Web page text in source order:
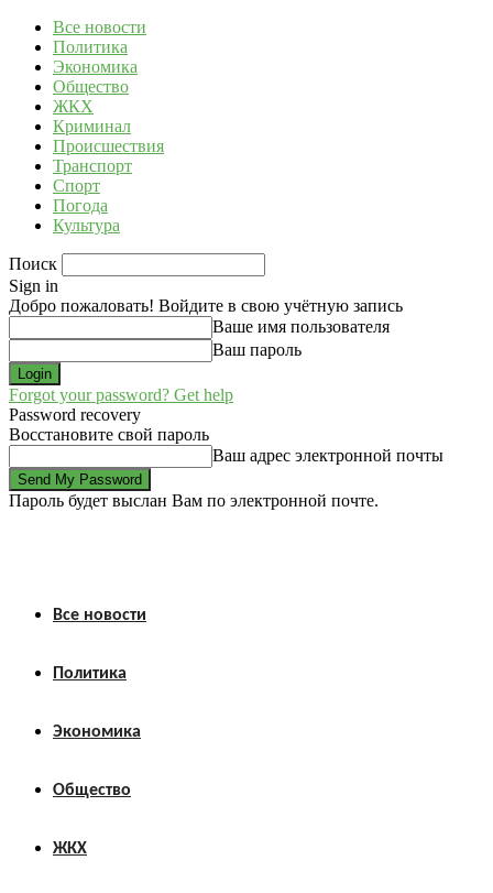
Все новости
Политика
Экономика
Общество
ЖКХ
Криминал
Происшествия
Транспорт
Спорт
Погода
Культура
Поиск
Sign in
Добро пожаловать! Войдите в свою учётную запись
Ваше имя пользователя
Ваш пароль
Forgot your password? Get help
Password recovery
Восстановите свой пароль
Ваш адрес электронной почты
Пароль будет выслан Вам по электронной почте.
Все новости
Политика
Экономика
Общество
ЖКХ